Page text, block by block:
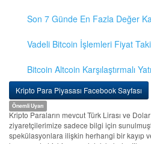
Son 7 Günde En Fazla Değer
Vadeli Bitcoin İşlemleri Fiyat
Bitcoin Altcoin Karşılaştırmalı
Kripto Para Piyasası Facebook Sayfası
Önemli Uyarı
Kripto Paraların mevcut Türk Lirası ve
ziyaretçilerimize sadece bilgi için
spekülasyonlara ilişkin herhangi bir kayıp